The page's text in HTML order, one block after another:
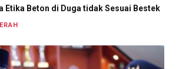
Etika Beton di Duga tidak Sesuai Bestek